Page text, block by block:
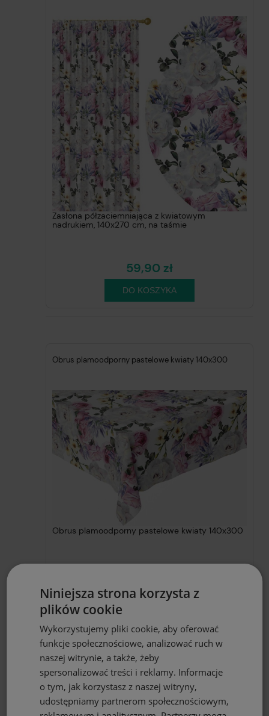
Zasłona półzaciemniająca z kwiatowym
nadrukiem, 140x270 cm, na taśmie
59,90 zł
DO KOSZYKA
Obrus plamoodporny pastelowe kwiaty 140x300
Obrus plamoodporny pastelowe kwiaty 140x300
Obrus plamoodporny pastelowe kwiaty 140x220
Niniejsza strona korzysta z
plików cookie
Wykorzystujemy pliki cookie, aby oferować
funkcje społecznościowe, analizować ruch w
naszej witrynie, a także, żeby
spersonalizować treści i reklamy. Informacje
o tym, jak korzystasz z naszej witryny,
udostępniamy partnerom społecznościowym,